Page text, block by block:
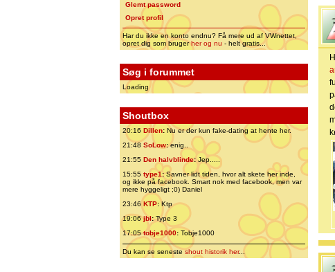
Glemt password
Opret profil
Har du ikke en konto endnu? Få mere ud af VWnettet,
opret dig som brugerher og nu - helt gratis...
Søg i forummet
Loading
Shoutbox
20:16 Dillen: Nu er der kun fake-dating at hente her.
21:48 SoLow:enig..
21:55 Den halvblinde:Jep.....
15:55 type1:Savner lidt tiden, hvor alt skete her inde,
og ikke på facebook. Smart nok med facebook, men var
mere hyggeligt ;0) Daniel
23:46 KTP:Ktp
19:06jbl:Type 3
17:05tobje1000: Tobje1000
Du kan se senesteshout historik her...